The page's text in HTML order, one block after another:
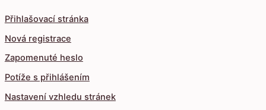
Přihlašovací stránka
Nová registrace
Zapomenuté heslo
Potíže s přihlášením
Nastavení vzhledu stránek